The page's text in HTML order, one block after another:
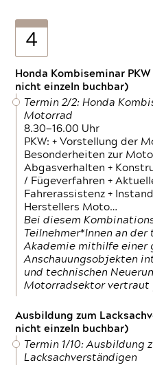
4
Honda Kombiseminar
nicht einzeln buchbar)
Termin 2/2: Honda
Motorrad
8.30—16.00 Uhr
PKW: + Vorstellung der
Besonderheiten zur
Abgasverhalten +
/ Fügeverfahren +
Fahrerassistenz +
Herstellers Moto…
Bei diesem
Teilnehmer*Innen an
Akademie mithilfe einer
Anschauungsobjekten
und technischen
Motorradsektor vertraut
Ausbildung zum
nicht einzeln buchbar)
Termin 1/10: Ausbildung
Lacksachverständigen